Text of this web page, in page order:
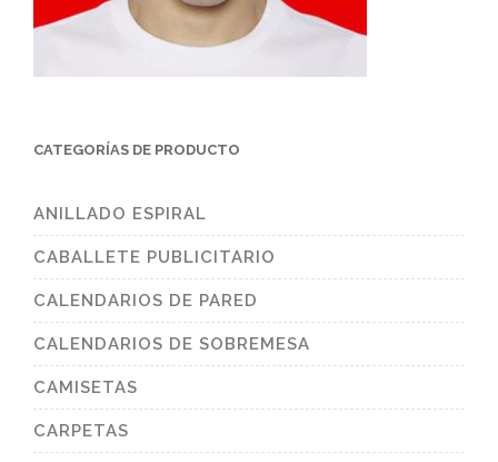
CATEGORÍAS DE PRODUCTO
ANILLADO ESPIRAL
CABALLETE PUBLICITARIO
CALENDARIOS DE PARED
CALENDARIOS DE SOBREMESA
CAMISETAS
CARPETAS